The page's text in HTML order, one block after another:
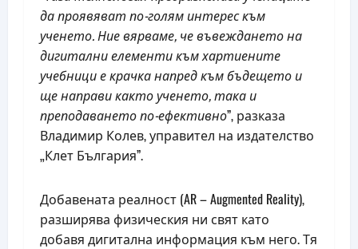
да проявяват по-голям интерес към
ученето. Ние вярваме, че въвеждането на
дигитални елементи към хартиените
учебници е крачка напред към бъдещето и
ще направи както ученето, така и
преподаването по-ефективно”, разказа
Владимир Колев, управител на издателство
„Клет България”.
Добавената реалност (AR – Augmented Reality),
разширява физическия ни свят като
добавя дигитална информация към него. Тя